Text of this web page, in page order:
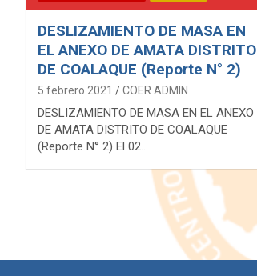
DESLIZAMIENTO DE MASA EN
EL ANEXO DE AMATA DISTRITO
DE COALAQUE (Reporte N° 2)
5 febrero 2021 COER ADMIN
DESLIZAMIENTO DE MASA EN EL ANEXO
DE AMATA DISTRITO DE COALAQUE
(Reporte N° 2) El 02…